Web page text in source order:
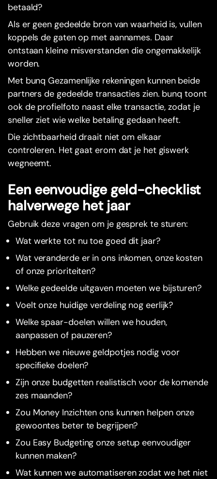
betaald?
Als er geen gedeelde bron van waarheid is, vullen
koppels de gaten op met aannames. Daar
ontstaan kleine misverstanden die ongemakkelijk
worden.
Met bunq Gezamenlijke rekeningen kunnen beide
partners de gedeelde transacties zien. bunq toont
ook de profielfoto naast elke transactie, zodat je
sneller ziet wie welke betaling gedaan heeft.
Die zichtbaarheid draait niet om elkaar
controleren. Het gaat erom dat je het giswerk
wegneemt.
Een eenvoudige geld-checklist
halverwege het jaar
Gebruik deze vragen om je gesprek te sturen:
Wat werkte tot nu toe goed dit jaar?
Wat veranderde er in ons inkomen, onze kosten
of onze prioriteiten?
Welke gedeelde uitgaven moeten we bijsturen?
Voelt onze huidige verdeling nog eerlijk?
Welke spaar-doelen willen we houden,
aanpassen of pauzeren?
Hebben we nieuwe geldpotjes nodig voor
specifieke doelen?
Zijn onze budgetten realistisch voor de komende
zes maanden?
Zou Money Inzichten ons kunnen helpen onze
gewoontes beter te begrijpen?
Zou Easy Budgeting onze setup eenvoudiger
kunnen maken?
Wat kunnen we automatiseren zodat we het niet